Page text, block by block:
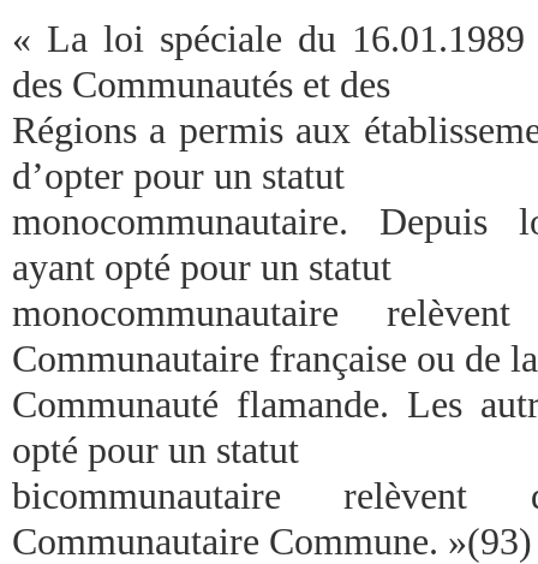
« La loi spéciale du
des Communautés et des
Régions a permis aux
d’opter pour un statut
monocommunautaire. Depuis
ayant opté pour un statut
monocommunautaire
Communautaire française ou de la
Communauté flamande. Les
opté pour un statut
bicommunautaire
Communautaire Commune. »(93)